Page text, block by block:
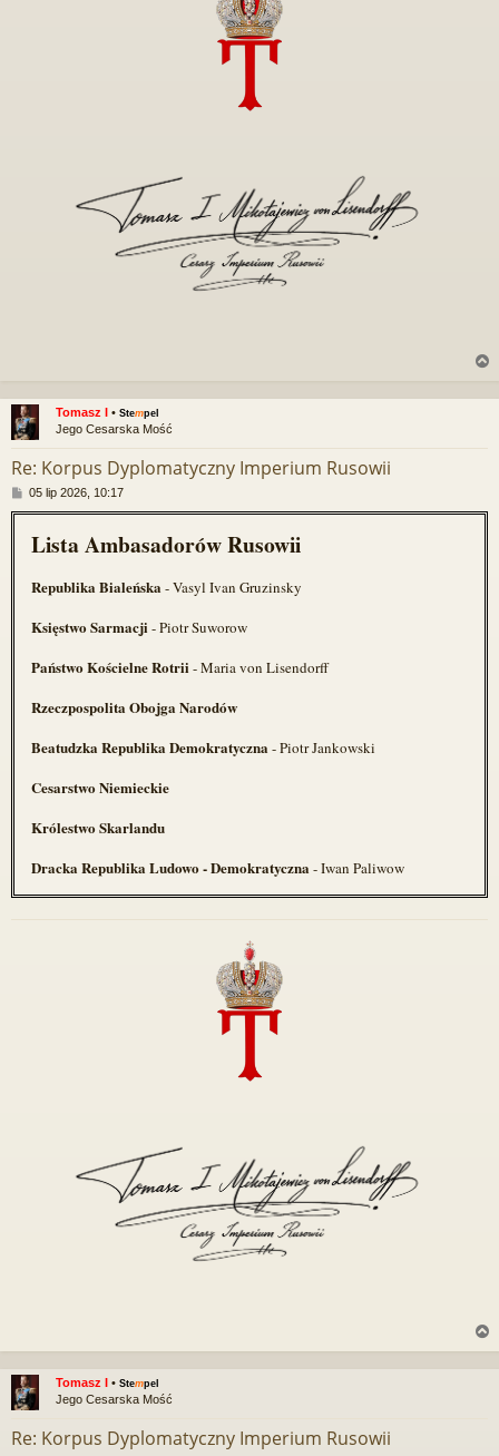
g
Tomasz I •Stempel
Jego Cesarska Mość
Re: Korpus Dyplomatyczny Imperium Rusowii
P05 lip 2026, 10:17
Lista Ambasadorów Rusowii
Republika Bialeńska - Vasyl Ivan Gruzinsky
Księstwo Sarmacji - Piotr Suworow
Państwo Kościelne Rotrii - Maria von Lisendorff
Rzeczpospolita Obojga Narodów
Beatudzka Republika Demokratyczna - Piotr Jankowski
Cesarstwo Niemieckie
Królestwo Skarlandu
Dracka Republika Ludowo - Demokratyczna - Iwan Paliwow
a
Tomasz I •Stempel
Jego Cesarska Mość
Re: Korpus Dyplomatyczny Imperium Rusowii